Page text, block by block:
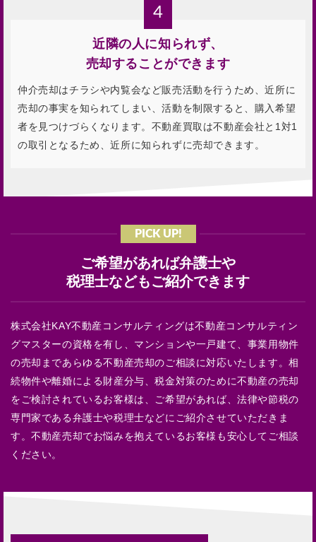
4
近隣の人に知られず、
売却することができます
仲介売却はチラシや内覧会など販売活動を行うため、近所に
売却の事実を知られてしまい、活動を制限すると、購入希望
者を見つけづらくなります。不動産買取は不動産会社と1対1
の取引となるため、近所に知られずに売却できます。
PICK UP!
ご希望があれば弁護士や
税理士などもご紹介できます
株式会社KAY不動産コンサルティングは不動産コンサルティン
グマスターの資格を有し、マンションや一戸建て、事業用物件
の売却まであらゆる不動産売却のご相談に対応いたします。相
続物件や離婚による財産分与、税金対策のために不動産の売却
をご検討されているお客様は、ご希望があれば、法律や節税の
専門家である弁護士や税理士などにご紹介させていただきま
す。不動産売却でお悩みを抱えているお客様も安心してご相談
ください。